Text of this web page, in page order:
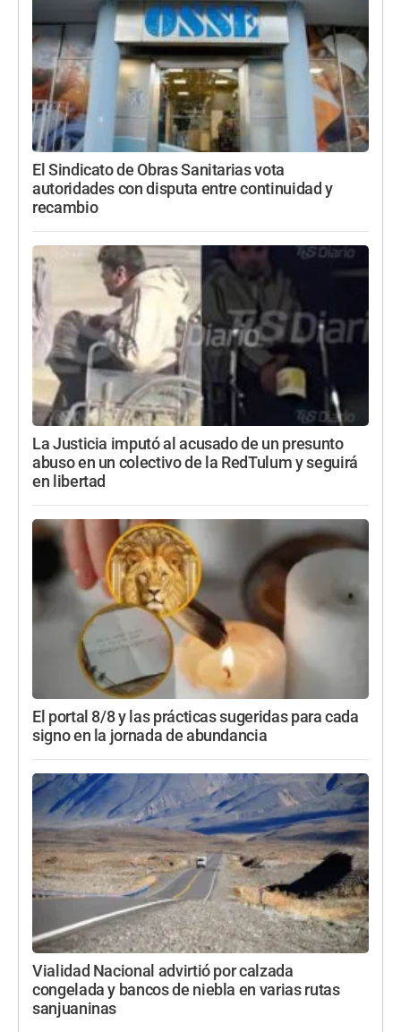
El Sindicato de Obras Sanitarias vota
autoridades con disputa entre continuidad y
recambio
La Justicia imputó al acusado de un presunto
abuso en un colectivo de la RedTulum y seguirá
en libertad
El portal 8/8 y las prácticas sugeridas para cada
signo en la jornada de abundancia
Vialidad Nacional advirtió por calzada
congelada y bancos de niebla en varias rutas
sanjuaninas